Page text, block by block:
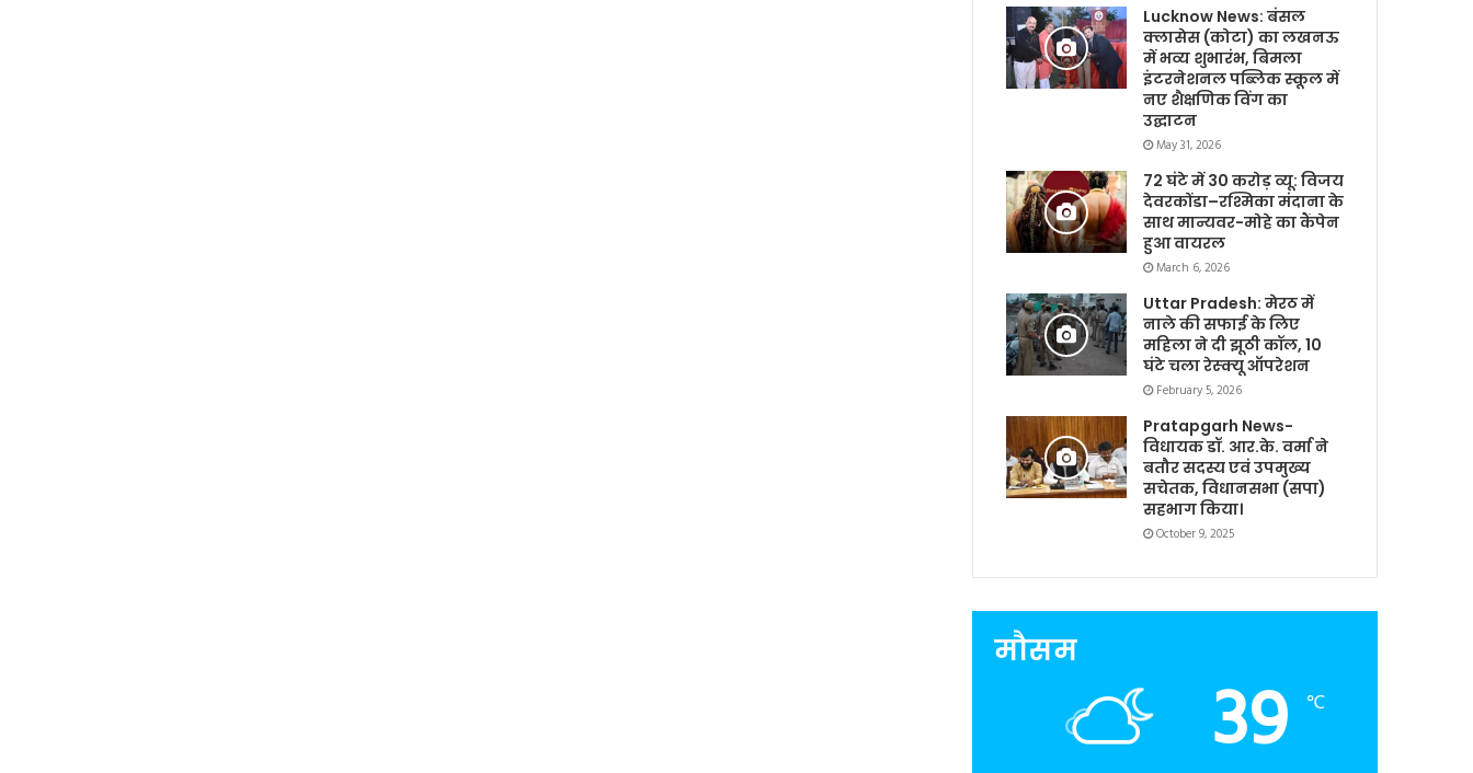
Lucknow News: बंसल
क्लासेस (कोटा) का लखनऊ
में भव्य शुभारंभ, बिमला
इंटरनेशनल पब्लिक स्कूल में
नए शैक्षणिक विंग का
उद्घाटन
May 31, 2026
72 घंटे में 30 करोड़ व्यू: विजय
देवरकोंडा–रश्मिका मंदाना के
साथ मान्यवर-मोहे का कैंपेन
हुआ वायरल
March 6, 2026
Uttar Pradesh: मेरठ में
नाले की सफाई के लिए
महिला ने दी झूठी कॉल, 10
घंटे चला रेस्क्यू ऑपरेशन
February 5, 2026
Pratapgarh News-
विधायक डॉ. आर.के. वर्मा ने
बतौर सदस्य एवं उपमुख्य
सचेतक, विधानसभा (सपा)
सहभाग किया।
October 9, 2025
मौसम
39 ℃